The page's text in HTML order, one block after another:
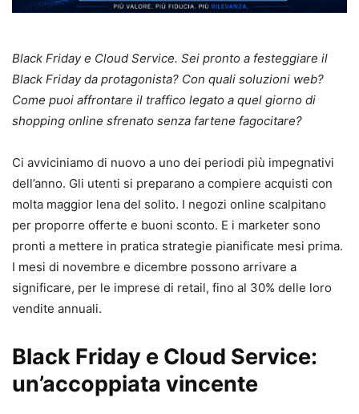
Black Friday e Cloud Service. Sei pronto a festeggiare il
Black Friday da protagonista? Con quali soluzioni web?
Come puoi affrontare il traffico legato a quel giorno di
shopping online sfrenato senza fartene fagocitare?
Ci avviciniamo di nuovo a uno dei periodi più impegnativi
dell’anno. Gli utenti si preparano a compiere acquisti con
molta maggior lena del solito. I negozi online scalpitano
per proporre offerte e buoni sconto. E i marketer sono
pronti a mettere in pratica strategie pianificate mesi prima.
I mesi di novembre e dicembre possono arrivare a
significare, per le imprese di retail, fino al 30% delle loro
vendite annuali.
Black Friday e Cloud Service:
un’accoppiata vincente